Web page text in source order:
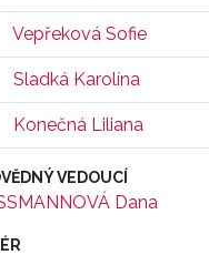
Vepřeková Sofie
Sladká Karolína
Konečná Liliana
VEDOUCÍ
Dana